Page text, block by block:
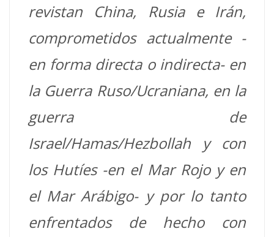
revistan China, Rusia e Irán,
comprometidos actualmente -
en forma directa o indirecta- en
la Guerra Ruso/Ucraniana, en la
guerra de
Israel/Hamas/Hezbollah y con
los Hutíes -en el Mar Rojo y en
el Mar Arábigo- y por lo tanto
enfrentados de hecho con